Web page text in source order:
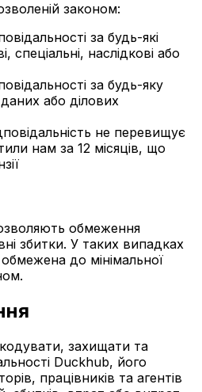
законом:
за будь-які
спеціальні, наслідкові або
за будь-яку
або ділових
не перевищує
нам за 12 місяців, що
обмеження
збитки. У таких випадках
до мінімальної
захищати та
Duckhub, його
працівників та агентів